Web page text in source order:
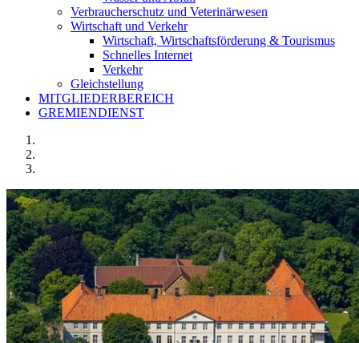
Verbraucherschutz und Veterinärwesen
Wirtschaft und Verkehr
Wirtschaft, Wirtschaftsförderung & Tourismus
Schnelles Internet
Verkehr
Gleichstellung
MITGLIEDERBEREICH
GREMIENDIENST